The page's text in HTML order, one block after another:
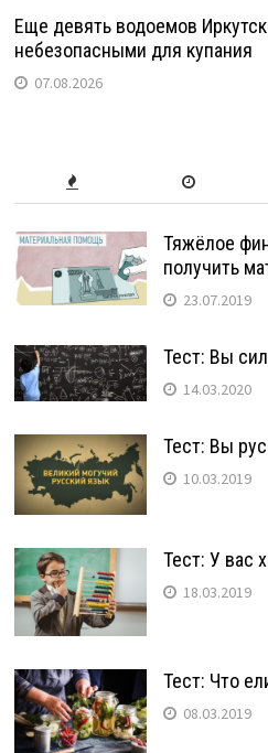
Еще девять водоемов
небезопасными для купания
07.08.2026
Тяжёлое
получить
23.07.2019
Тест: Вы
14.03.2020
Тест: Вы
10.03.2019
Тест: У вас
18.03.2019
Тест: Что
08.03.2019